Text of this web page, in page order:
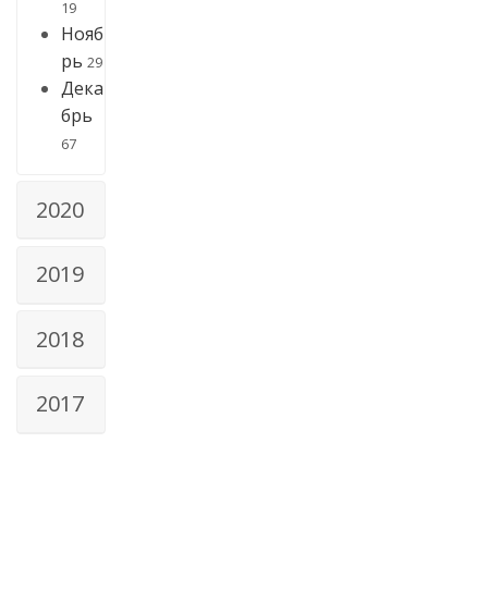
19
Нояб
рь 29
Дека
брь
67
2020
2019
2018
2017